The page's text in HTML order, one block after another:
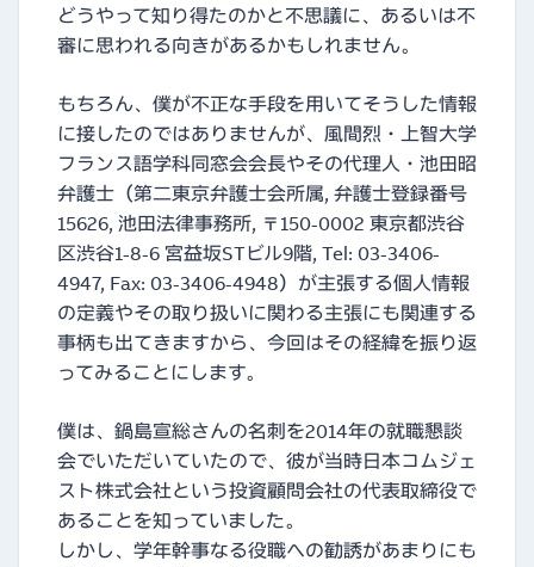
どうやって知り得たのかと不思議に、あるいは不
審に思われる向きがあるかもしれません。
もちろん、僕が不正な手段を用いてそうした情報
に接したのではありませんが、風間烈・上智大学
フランス語学科同窓会会長やその代理人・池田昭
弁護士（第二東京弁護士会所属, 弁護士登録番号
15626, 池田法律事務所, 〒150-0002 東京都渋谷
区渋谷1-8-6 宮益坂STビル9階, Tel: 03-3406-
4947, Fax: 03-3406-4948）が主張する個人情報
の定義やその取り扱いに関わる主張にも関連する
事柄も出てきますから、今回はその経緯を振り返
ってみることにします。
僕は、鍋島宣総さんの名刺を2014年の就職懇談
会でいただいていたので、彼が当時日本コムジェ
スト株式会社という投資顧問会社の代表取締役で
あることを知っていました。
しかし、学年幹事なる役職への勧誘があまりにも